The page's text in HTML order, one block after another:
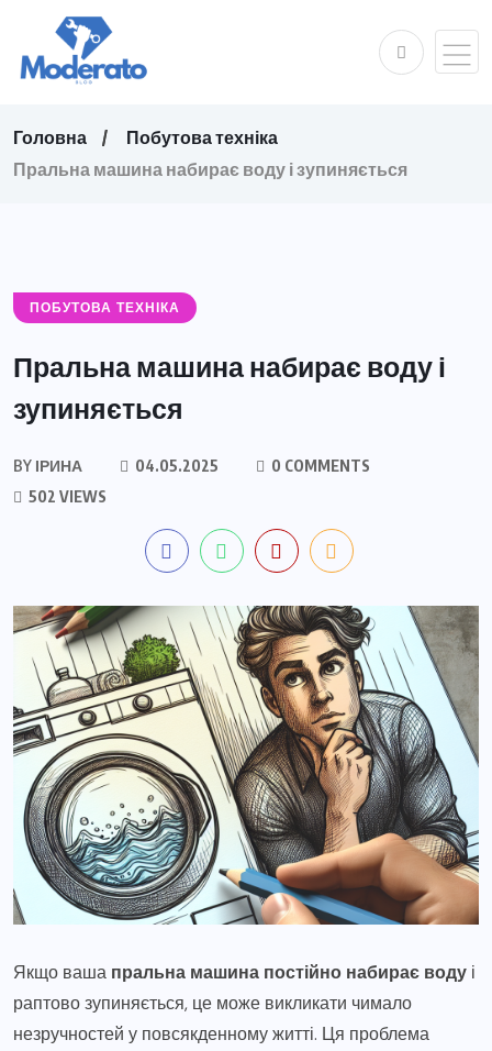
Головна
Побутова техніка
Пральна машина набирає воду і зупиняється
ПОБУТОВА ТЕХНІКА
Пральна машина набирає воду і
зупиняється
BY ІРИНА 04.05.2025
0 COMMENTS
502 VIEWS
Якщо ваша пральна машина постійно набирає воду і
раптово зупиняється, це може викликати чимало
незручностей у повсякденному житті. Ця проблема